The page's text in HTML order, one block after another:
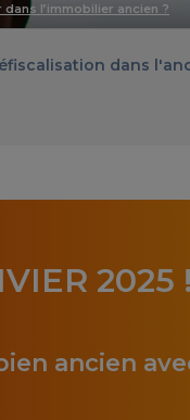
l’immobilier ancien ?
dans
2025
ancien